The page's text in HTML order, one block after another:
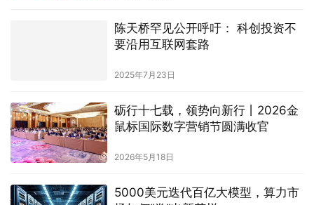
陈天桥罕见公开呼吁： 科创投资不
要沿用互联网套路
2025年7月23日
砺行十七载，领势向新行丨2026金
鼠标国际数字营销节圆满收官
2026年5月18日
5000美元迭代百亿大模型，算力市